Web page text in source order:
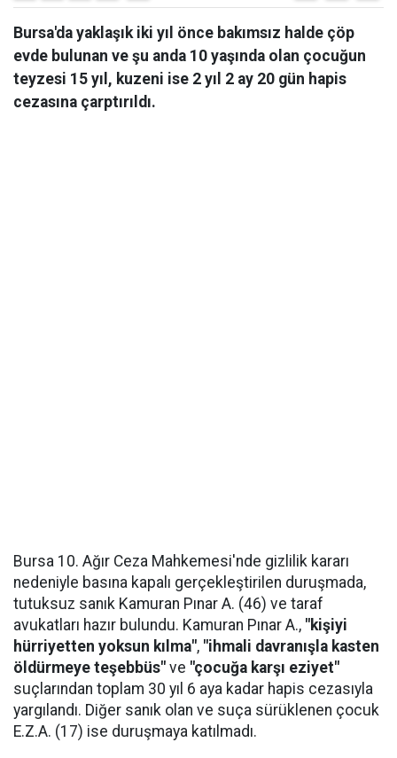
Bursa'da yaklaşık iki yıl önce bakımsız halde çöp
evde bulunan ve şu anda 10 yaşında olan çocuğun
teyzesi 15 yıl, kuzeni ise 2 yıl 2 ay 20 gün hapis
cezasına çarptırıldı.
Bursa 10. Ağır Ceza Mahkemesi'nde gizlilik kararı
nedeniyle basına kapalı gerçekleştirilen duruşmada,
tutuksuz sanık Kamuran Pınar A. (46) ve taraf
avukatları hazır bulundu. Kamuran Pınar A., "kişiyi
hürriyetten yoksun kılma", "ihmali davranışla kasten
öldürmeye teşebbüs" ve "çocuğa karşı eziyet"
suçlarından toplam 30 yıl 6 aya kadar hapis cezasıyla
yargılandı. Diğer sanık olan ve suça sürüklenen çocuk
E.Z.A. (17) ise duruşmaya katılmadı.